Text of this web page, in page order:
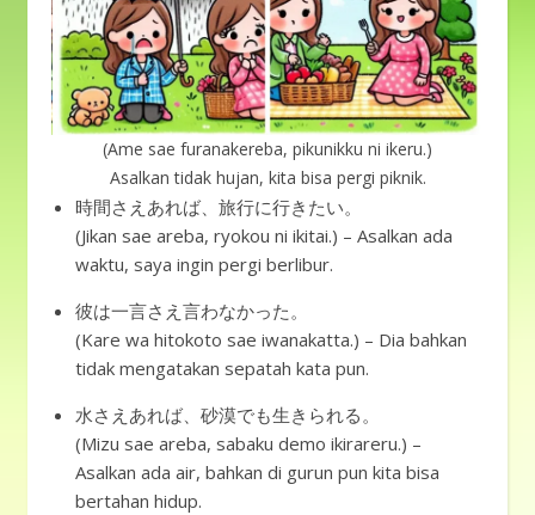
(Ame sae furanakereba, pikunikku ni ikeru.)
Asalkan tidak hujan, kita bisa pergi piknik.
時間さえあれば、旅行に行きたい。
(Jikan sae areba, ryokou ni ikitai.) – Asalkan ada
waktu, saya ingin pergi berlibur.
彼は一言さえ言わなかった。
(Kare wa hitokoto sae iwanakatta.) – Dia bahkan
tidak mengatakan sepatah kata pun.
水さえあれば、砂漠でも生きられる。
(Mizu sae areba, sabaku demo ikirareru.) –
Asalkan ada air, bahkan di gurun pun kita bisa
bertahan hidup.